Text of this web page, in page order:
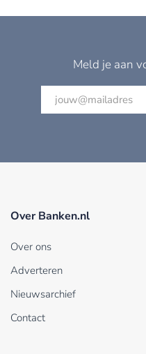
Meld je aan
Over Banken.nl
Over ons
Adverteren
Nieuwsarchief
Contact